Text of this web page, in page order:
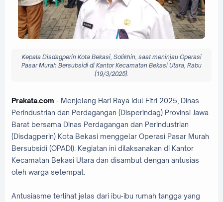
Kepala Disdagperin Kota Bekasi, Solikhin, saat meninjau Operasi
Pasar Murah Bersubsidi di Kantor Kecamatan Bekasi Utara, Rabu
(19/3/2025).
Prakata.com - Menjelang Hari Raya Idul Fitri 2025, Dinas
Perindustrian dan Perdagangan (Disperindag) Provinsi Jawa
Barat bersama Dinas Perdagangan dan Perindustrian
(Disdagperin) Kota Bekasi menggelar Operasi Pasar Murah
Bersubsidi (OPADI). Kegiatan ini dilaksanakan di Kantor
Kecamatan Bekasi Utara dan disambut dengan antusias
oleh warga setempat.
Antusiasme terlihat jelas dari ibu-ibu rumah tangga yang